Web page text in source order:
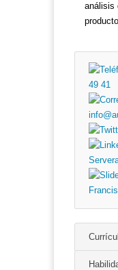
análisis
49 41